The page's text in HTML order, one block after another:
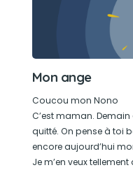
Mon ange
Coucou mon Nono
C’est maman.
quitté. On pense à toi
encore aujourd’hui
Je m’en veux